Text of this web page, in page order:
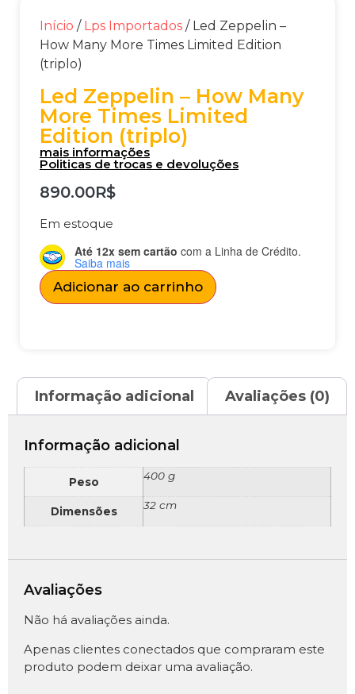
Início / Lps Importados / Led Zeppelin –
How Many More Times Limited Edition
(triplo)
Led Zeppelin – How Many
More Times Limited
Edition (triplo)
mais informações
Politicas de trocas e devoluções
890.00R$
Em estoque
Até 12x sem cartão com a Linha de Crédito.
Saiba mais
Adicionar ao carrinho
Informação adicional Avaliações (0)
Informação adicional
Peso 400 g
Dimensões 32 cm
Avaliações
Não há avaliações ainda.
Apenas clientes conectados que compraram este
produto podem deixar uma avaliação.